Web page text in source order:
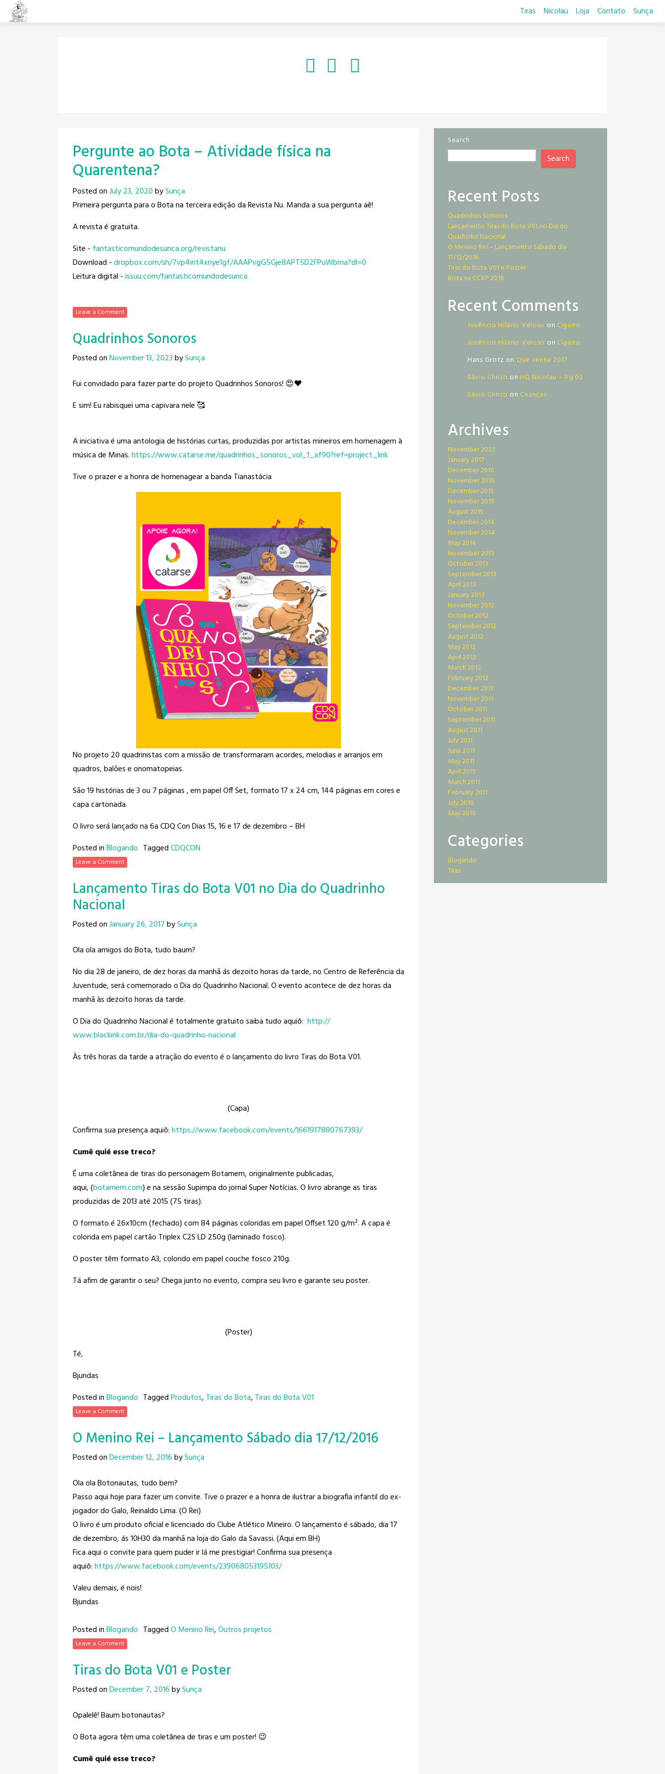
Skip
Tiras Nicolau Loja Contato Sunça
Pergunte ao Bota – Atividade física na
Quarentena?
Posted onJuly 23, 2020bySunça
Primeira pergunta para o Bota na terceira edição da Revista Nu. Manda a sua pergunta aê!
A revista é gratuita.
Site - fantasticomundodesunca.org/revistanu
Download -dropbox.com/sh/7vp4int4xnye1gf/AAAPvgG5Gje8APT5D2FPuWbma?dl=0
Leitura digital -issuu.com/fantasticomundodesunca
Leave a Comment
Quadrinhos Sonoros
Posted onNovember 13, 2023bySunça
Fui convidado para fazer parte do projeto Quadrinhos Sonoros! 😍❤️
E sim! Eu rabisquei uma capivara nele 🥰
A iniciativa é uma antologia de histórias curtas, produzidas por artistas mineiros em homenagem à
música de Minas.https://www.catarse.me/quadrinhos_sonoros_vol_1_af90?ref=project_link
Tive o prazer e a honra de homenagear a banda Tianastácia
No projeto 20 quadrinistas com a missão de transformaram acordes, melodias e arranjos em
quadros, balões e onomatopeias.
São 19 histórias de 3 ou 7 páginas , em papel Off Set, formato 17 x 24 cm, 144 páginas em cores e
capa cartonada.
O livro será lançado na 6a CDQ Con Dias 15, 16 e 17 de dezembro – BH
Posted inBlogando TaggedCDQCON
Leave a Comment
Lançamento Tiras do Bota V01 no Dia do Quadrinho
Nacional
Posted onJanuary 26, 2017bySunça
Ola ola amigos do Bota, tudo baum?
No dia 28 de janeiro, de dez horas damanhã ás dezoito horas da tarde, no Centro de Referência da
Juventude, será comemorado o Dia do Quadrinho Nacional. O evento acontece de dez horas da
manhã às dezoito horas da tarde.
O Dia do Quadrinho Nacional é totalmente gratuito saiba tudo aquiô: http://
www.blackink.com.br/dia-do-quadrinho-nacional
Às três horas da tarde a atração do evento é o lançamento do livro Tiras do Bota V01.
(Capa)
Confirma sua presença aquiô:https://www.facebook.com/events/1661917880767393/
Cumê quié esse treco?
É uma coletânea de tiras do personagem Botamem, originalmente publicadas,
aqui, (botamem.com) e na sessão Supimpa do jornal Super Notícias. O livro abrange as tiras
produzidas de 2013 até 2015 (75 tiras).
O formato é 26x10cm (fechado) com 84 páginas coloridas em papel Offset 120 g/m². A capa é
colorida em papel cartão Triplex C2S LD 250g (laminado fosco).
O poster têm formato A3, colorido em papel couche fosco 210g.
Tá afim de garantir o seu? Chega junto no evento, compra seu livro e garante seu poster.
(Poster)
Té,
Bjundas
Posted inBlogando TaggedProdutos, Tiras do Bota, Tiras do Bota V01
Leave a Comment
O Menino Rei – Lançamento Sábado dia 17/12/2016
Posted onDecember 12, 2016bySunça
Ola ola Botonautas, tudo bem?
Passo aqui hoje para fazer um convite. Tive o prazer e a honra de ilustrar a biografia infantil do ex-
jogador do Galo, Reinaldo Lima​. (O Rei)
O livro é um produto oficial e licenciado do Clube Atlético Mineiro​. O lançamento é sábado, dia 17
de dezembro, ás 10H30 da manhã na loja do Galo da Savassi. (Aqui em BH)
Fica aqui o convite para quem puder ir lá me prestigiar! Confirma sua presença
aquiô:https://www.facebook.com/events/239068053195103/
Valeu demais, é nois!
Bjundas
Posted inBlogando TaggedO Menino Rei,Outros projetos
Leave a Comment
Tiras do Bota V01 e Poster
Posted onDecember 7, 2016bySunça
Opalelê! Baum botonautas?
O Bota agora têm uma coletânea de tiras e um poster! 😉
Cumê quié esse treco?
Search
Search
Recent Posts
Quadrinhos Sonoros
Lançamento Tiras do Bota V01 no Dia do
Quadrinho Nacional
O Menino Rei – Lançamento Sábado dia
17/12/2016
Tiras do Bota V01 e Poster
Bota na CCXP 2016
Recent Comments
Juvêncio Hilário Veloso on Cigarro
Juvêncio Hilário Veloso on Cigarro
Hans Grotz on Que venha 2017
Sávio Christi on HQ Nicolau – Pg 02
Sávio Christi on Crianças
Archives
November 2023
January 2017
December 2016
November 2016
December 2015
November 2015
August 2015
December 2014
November 2014
May 2014
November 2013
October 2013
September 2013
April 2013
January 2013
November 2012
October 2012
September 2012
August 2012
May 2012
April 2012
March 2012
February 2012
December 2011
November 2011
October 2011
September 2011
August 2011
July 2011
June 2011
May 2011
April 2011
March 2011
February 2011
July 2010
May 2010
Categories
Blogando
Tiras